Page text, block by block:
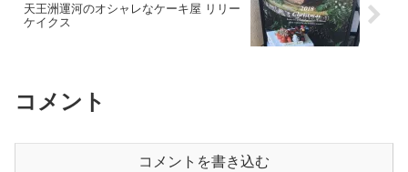
天王洲運河のオシャレなケーキ屋 リリー
ケイクス
コメント
コメントを書き込む